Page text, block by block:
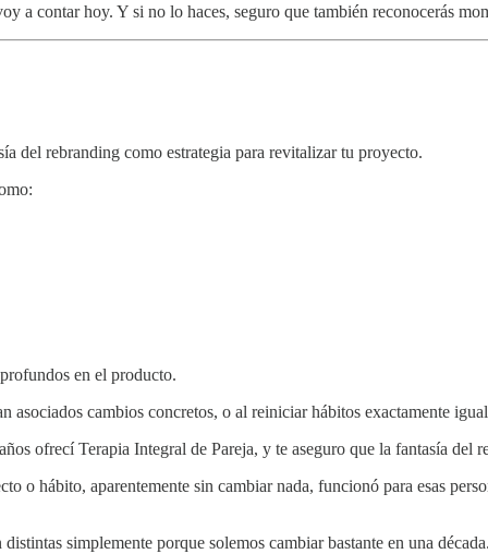
a contar hoy. Y si no lo haces, seguro que también reconocerás
del rebranding como estrategia para revitalizar tu proyecto.
en el producto.
asociados cambios concretos, o al reiniciar hábitos exactamente
ofrecí Terapia Integral de Pareja, y te aseguro que la fantasía
o hábito, aparentemente sin cambiar nada, funcionó para esas
simplemente porque solemos cambiar bastante en una